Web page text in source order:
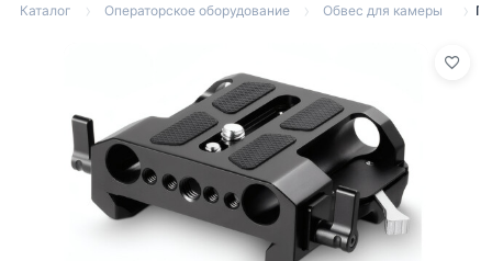
Каталог Операторское оборудование Обвес для камеры